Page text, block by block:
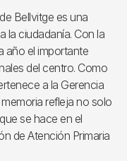
Bellvitge es una
la ciudadanía. Con la
año el importante
del centro. Como
a la Gerencia
memoria refleja no solo
se hace en el
de Atención Primaria